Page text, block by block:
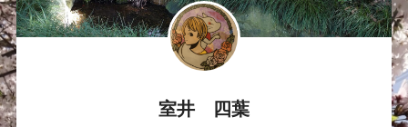
室井 四葉